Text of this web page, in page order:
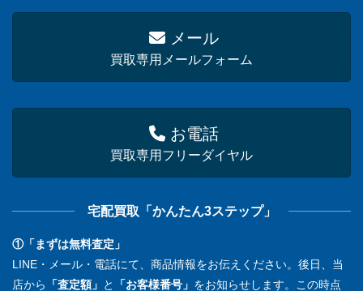
メール
買取専用メールフォーム
お電話
買取専用フリーダイヤル
宅配買取「かんたん3ステップ」
①「まずは無料査定」
LINE・メール・電話にて、商品情報をお伝えください。後日、当
店から
「査定額」 と 「お客様番号」 をお知らせします。この時点